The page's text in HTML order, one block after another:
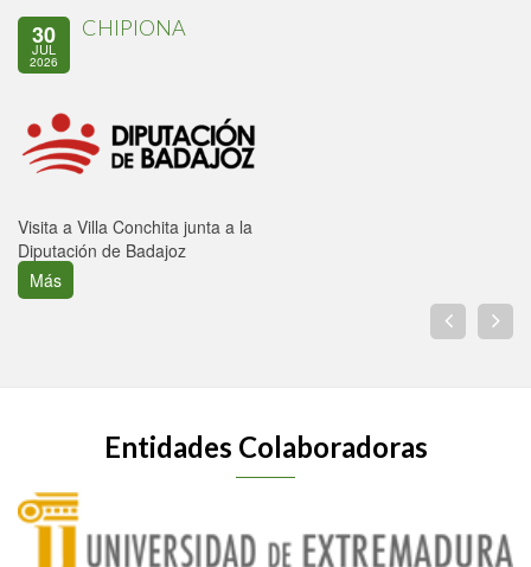
30
JUL
2026
CHIPIONA
Visita a Villa Conchita junta a la
Diputación de Badajoz
Más
Entidades Colaboradoras